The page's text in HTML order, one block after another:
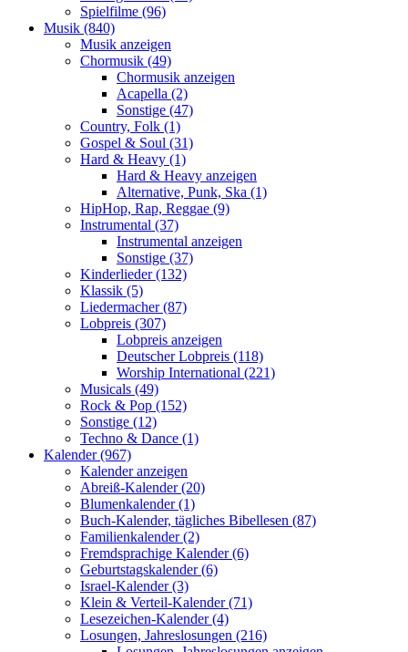
Spielfilme (96)
Musik (840)
Musik anzeigen
Chormusik (49)
Chormusik anzeigen
Acapella (2)
Sonstige (47)
Country, Folk (1)
Gospel & Soul (31)
Hard & Heavy (1)
Hard & Heavy anzeigen
Alternative, Punk, Ska (1)
HipHop, Rap, Reggae (9)
Instrumental (37)
Instrumental anzeigen
Sonstige (37)
Kinderlieder (132)
Klassik (5)
Liedermacher (87)
Lobpreis (307)
Lobpreis anzeigen
Deutscher Lobpreis (118)
Worship International (221)
Musicals (49)
Rock & Pop (152)
Sonstige (12)
Techno & Dance (1)
Kalender (967)
Kalender anzeigen
Abreiß-Kalender (20)
Blumenkalender (1)
Buch-Kalender, tägliches Bibellesen (87)
Familienkalender (2)
Fremdsprachige Kalender (6)
Geburtstagskalender (6)
Israel-Kalender (3)
Klein & Verteil-Kalender (71)
Lesezeichen-Kalender (4)
Losungen, Jahreslosungen (216)